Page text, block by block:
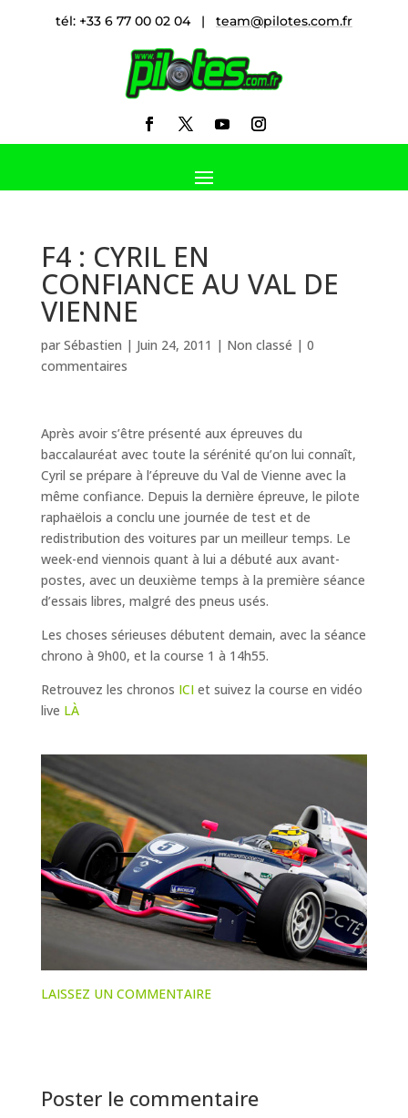
tél: +33 6 77 00 02 04 | team@pilotes.com.fr
F4 : CYRIL EN
CONFIANCE AU VAL DE
VIENNE
par Sébastien | Juin 24, 2011 | Non classé | 0
commentaires
Après avoir s’être présenté aux épreuves du
baccalauréat avec toute la sérénité qu’on lui connaît,
Cyril se prépare à l’épreuve du Val de Vienne avec la
même confiance. Depuis la dernière épreuve, le pilote
raphaëlois a conclu une journée de test et de
redistribution des voitures par un meilleur temps. Le
week-end viennois quant à lui a débuté aux avant-
postes, avec un deuxième temps à la première séance
d’essais libres, malgré des pneus usés.
Les choses sérieuses débutent demain, avec la séance
chrono à 9h00, et la course 1 à 14h55.
Retrouvez les chronos ICIet suivez la course en vidéo
live LÀ
LAISSEZ UN COMMENTAIRE
Poster le commentaire